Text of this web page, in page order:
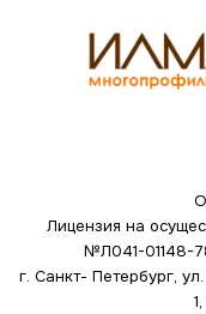
Лицензия на
№Л041-01148-
г. Санкт- Петербург,